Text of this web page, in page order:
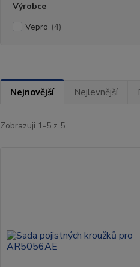
Výrobce
Vepro (4)
Nejnovější Nejlevnější
Zobrazuji 1-5 z 5